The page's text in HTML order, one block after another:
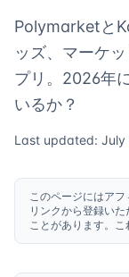
Polymarketと
ッズ、マーケ
プリ。2026年
いるか？
Last updated: July
このページにはア
リンクから登録い
ことがあります。こ